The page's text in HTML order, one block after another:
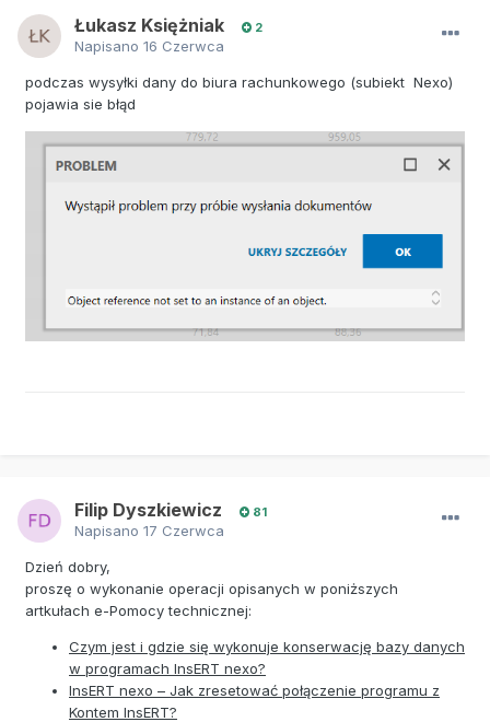
Łukasz Księżniak 2
Napisano 16 Czerwca
podczas wysyłki dany do biura rachunkowego (subiekt Nexo)
pojawia sie błąd
Filip Dyszkiewicz 81
Napisano 17 Czerwca
Dzień dobry,
proszę o wykonanie operacji opisanych w poniższych
artkułach e-Pomocy technicznej:
Czym jest i gdzie się wykonuje konserwację bazy danych
w programach InsERT nexo?
InsERT nexo – Jak zresetować połączenie programu z
Kontem InsERT?